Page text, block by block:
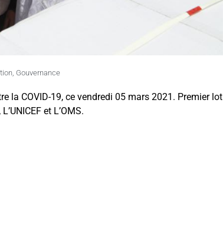
, Gouvernance
la COVID-19, ce vendredi 05 mars 2021. Premier lot
et L’OMS.